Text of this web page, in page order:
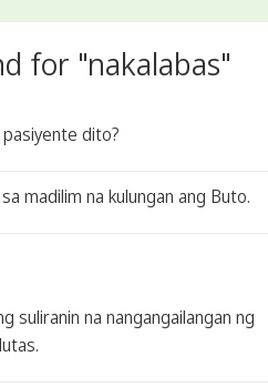
for "nakalabas"
dito?
sa madilim na kulungan ang Buto.
suliranin na nangangailangan ng